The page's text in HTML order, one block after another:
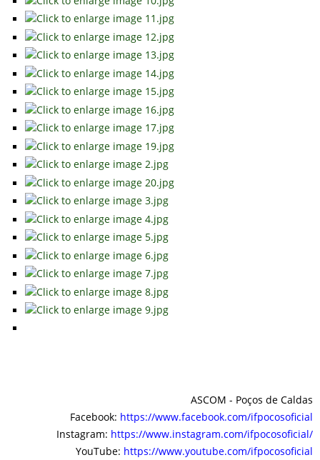
ASCOM - Poços de Caldas
Facebook: https://www.facebook.com/ifpocosoficial
Instagram: https://www.instagram.com/ifpocosoficial/
YouTube: https://www.youtube.com/ifpocosoficial